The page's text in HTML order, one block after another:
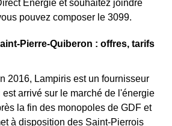
Energie et souhaitez joindre
pouvez composer le 3099.
Pierre-Quiberon : offres, tarifs
2016, Lampiris est un fournisseur
arrivé sur le marché de l'énergie
la fin des monopoles de GDF et
à disposition des Saint-Pierrois